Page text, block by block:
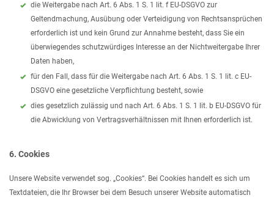
die Weitergabe nach Art. 6 Abs. 1 S. 1 lit. f EU-DSGVO zur
Geltendmachung, Ausübung oder Verteidigung von Rechtsansprüchen
erforderlich ist und kein Grund zur Annahme besteht, dass Sie ein
überwiegendes schutzwürdiges Interesse an der Nichtweitergabe Ihrer
Daten haben,
für den Fall, dass für die Weitergabe nach Art. 6 Abs. 1 S. 1 lit. c EU-
DSGVO eine gesetzliche Verpflichtung besteht, sowie
dies gesetzlich zulässig und nach Art. 6 Abs. 1 S. 1 lit. b EU-DSGVO für
die Abwicklung von Vertragsverhältnissen mit Ihnen erforderlich ist.
6. Cookies
Unsere Website verwendet sog. „Cookies“. Bei Cookies handelt es sich um
Textdateien, die Ihr Browser bei dem Besuch unserer Website automatisch